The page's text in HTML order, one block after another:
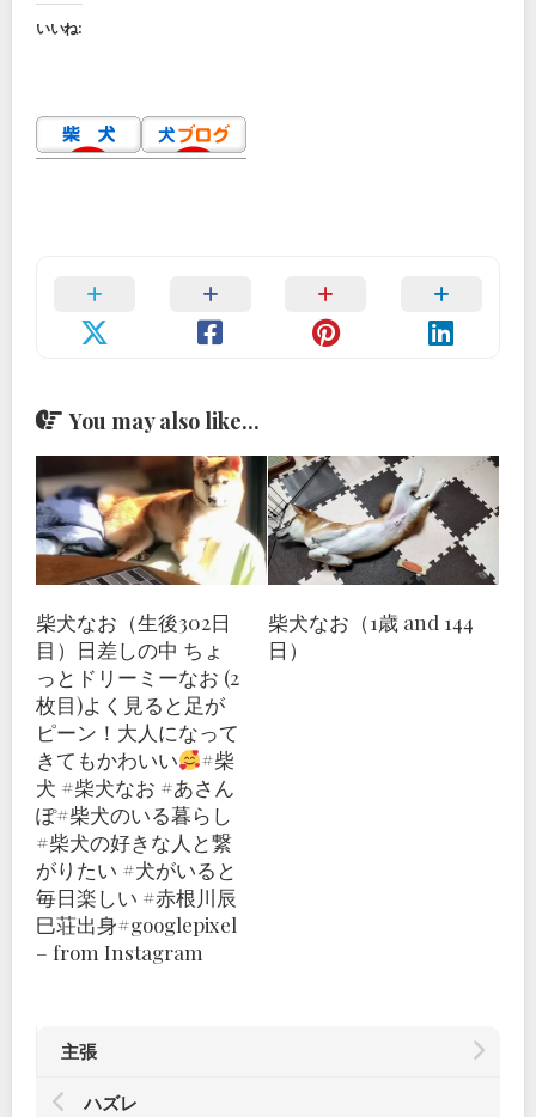
いいね:
You may also like...
柴犬なお（生後302日
目）日差しの中 ちょ
っとドリーミーなお (2
枚目)よく見ると足が
ピーン！大人になって
きてもかわいい
#柴
犬 #柴犬なお #あさん
ぽ#柴犬のいる暮らし
#柴犬の好きな人と繋
がりたい #犬がいると
毎日楽しい #赤根川辰
巳荘出身#googlepixel
– from Instagram
柴犬なお（1歳 and 144
日）
主張
ハズレ